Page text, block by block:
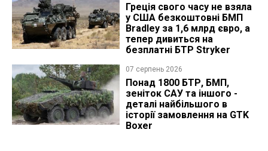
Греція свого часу не взяла
у США безкоштовні БМП
Bradley за 1,6 млрд євро, а
тепер дивиться на
безплатні БТР Stryker
07 серпень 2026
Понад 1800 БТР, БМП,
зеніток САУ та іншого -
деталі найбільшого в
історії замовлення на GTK
Boxer